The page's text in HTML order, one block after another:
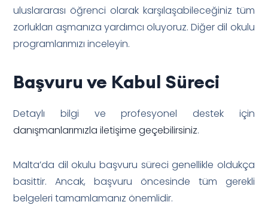
uluslararası öğrenci olarak karşılaşabileceğiniz tüm
zorlukları aşmanıza yardımcı oluyoruz. Diğer dil okulu
programlarımızı inceleyin.
Başvuru ve Kabul Süreci
Detaylı bilgi ve profesyonel destek için
danışmanlarımızla iletişime geçebilirsiniz.
Malta’da dil okulu başvuru süreci genellikle oldukça
basittir. Ancak, başvuru öncesinde tüm gerekli
belgeleri tamamlamanız önemlidir.